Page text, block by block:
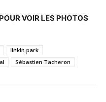
VOIR LES PHOTOS
linkin park
Sébastien Tacheron